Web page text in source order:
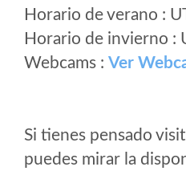
Horario de verano :
Horario de invierno :
Webcams : Ver
Si tienes pensado
puedes mirar la